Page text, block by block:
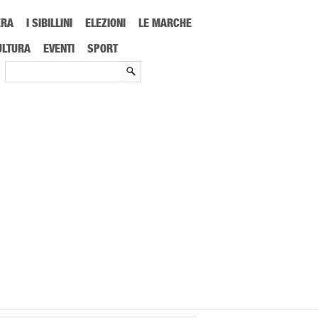
I SIBILLINI ELEZIONI
LE MARCHE
EVENTI SPORT